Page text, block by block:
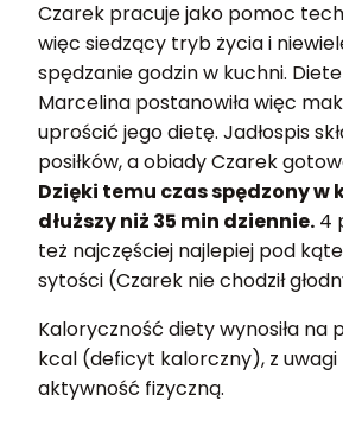
Czarek pracuje jako pomoc
więc siedzący tryb życia i
spędzanie godzin w kuchni.
Marcelina postanowiła więc
uprościć jego dietę. Jadłospis
posiłków, a obiady Czarek
Dzięki temu czas spędzony w
dłuższy niż 35 min dziennie. 4
też najczęściej najlepiej pod
sytości (Czarek nie chodził
Kaloryczność diety wynosiła na
kcal (deficyt kalorczny), z uwagi
aktywność fizyczną.